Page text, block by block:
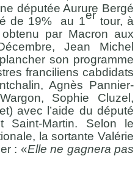
députée Aurure Bergé
de 19% au 1er tour, à
par Macron aux
Jean Michel
son programme
franciliens cabdidats
Agnès Pannier-
Sophie Cluzel,
avec l’aide du député
Saint-Martin. Selon le
la sortante Valérie
: «Elle ne gagnera pas